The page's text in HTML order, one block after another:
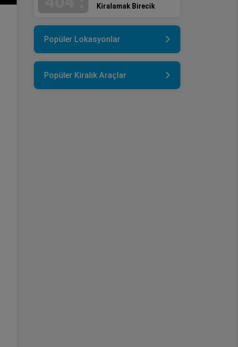
Kiralamak Birecik
Popüler Lokasyonlar
Popüler Kiralık Araçlar